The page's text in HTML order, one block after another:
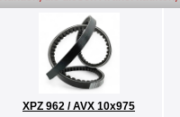
XPZ 962 / AVX 10x975